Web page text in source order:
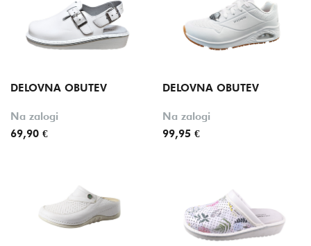
Barva
DELOVNA OBUTEV
Na zalogi
69,90 €
DELOVNA OBUTEV
Na zalogi
99,95 €